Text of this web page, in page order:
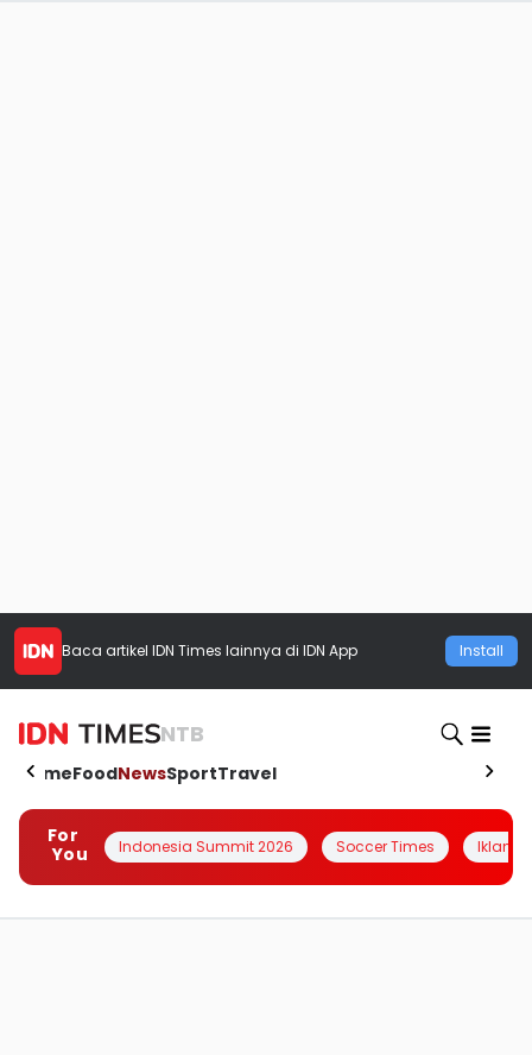
Baca artikel IDN Times lainnya di IDN App Install
NTB
HomeFoodNewsSportTravel
For
You
Indonesia Summit 2026 Soccer Times Iklanin